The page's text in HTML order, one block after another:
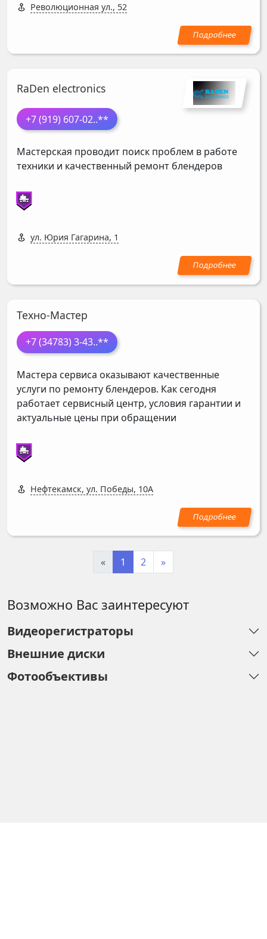
Революционная ул., 52
RaDen electronics
+7 (919) 607-02..**
Мастерская проводит поиск проблем в работе
техники и качественный ремонт блендеров
ул. Юрия Гагарина, 1
Техно-Мастер
+7 (34783) 3-43..**
Мастера сервиса оказывают качественные
услуги по ремонту блендеров. Как сегодня
работает сервисный центр, условия гарантии и
актуальные цены при обращении
Нефтекамск, ул. Победы, 10А
« 1 2 »
Возможно Вас заинтересуют
Видеорегистраторы
Внешние диски
Фотообъективы